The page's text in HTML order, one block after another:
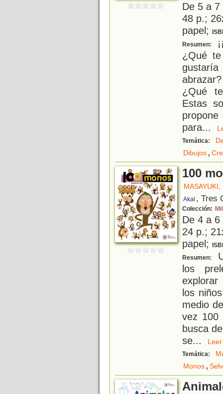
De 5 a
48 p.;
papel;
Resumen:
¿Qué
¿Qué
Estas
para...
Temática:
Dibujos,
100
MASAYUKI,
Akal , Tres
Colección:
De 4 a
24 p.;
papel;
Resumen:
los
explorar
los
medio
vez 100
busca
se...
Temática:
Monos,